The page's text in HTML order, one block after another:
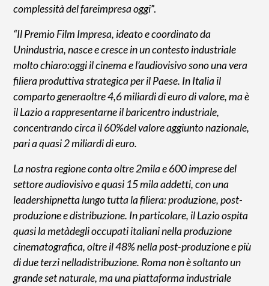
complessità del fareimpresa oggi”.
“Il Premio Film Impresa, ideato e coordinato da
Unindustria, nasce e cresce in un contesto industriale
molto chiaro:oggi il cinema e l’audiovisivo sono una vera
filiera produttiva strategica per il Paese. In Italia il
comparto generaoltre 4,6 miliardi di euro di valore, ma è
il Lazio a rappresentarne il baricentro industriale,
concentrando circa il 60%del valore aggiunto nazionale,
pari a quasi 2 miliardi di euro.
La nostra regione conta oltre 2mila e 600 imprese del
settore audiovisivo e quasi 15 mila addetti, con una
leadershipnetta lungo tutta la filiera: produzione, post-
produzione e distribuzione. In particolare, il Lazio ospita
quasi la metàdegli occupati italiani nella produzione
cinematografica, oltre il 48% nella post-produzione e più
di due terzi nelladistribuzione. Roma non è soltanto un
grande set naturale, ma una piattaforma industriale